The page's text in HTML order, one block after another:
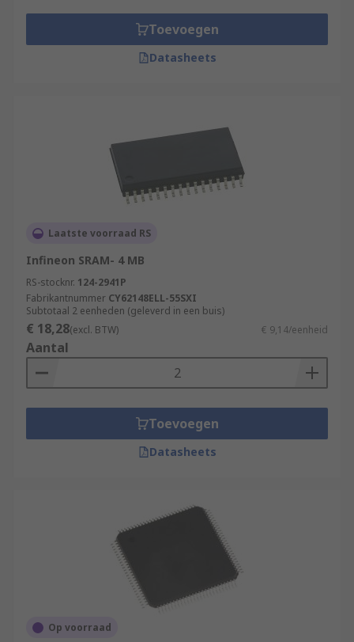
Toevoegen
Datasheets
Laatste voorraad RS
Infineon SRAM- 4 MB
RS-stocknr. 124-2941P
Fabrikantnummer CY62148ELL-55SXI
Subtotaal 2 eenheden (geleverd in een buis)
€ 18,28(excl. BTW) € 9,14/eenheid
Aantal
Toevoegen
Datasheets
Op voorraad